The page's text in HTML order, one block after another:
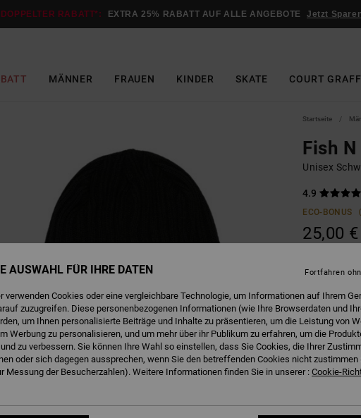
DOPPELTER RABATT*: EXTRA 25% RABATT AUF ALLE ANGEBOTE Jetzt
MÄNNER FRAUEN KINDER SKATE COURT
Startseite
Fish
Unisex
4.9
ECO-BONUS
25,00 €
AUSWAHL FÜR IHRE DATEN
verwenden Cookies oder eine vergleichbare Technologie, um Informationen auf Ihrem
zuzugreifen. Diese personenbezogenen Informationen (wie Ihre Browserdaten und
um Ihnen personalisierte Beiträge und Inhalte zu präsentieren, um die Leistung von
Werbung zu personalisieren, und um mehr über ihr Publikum zu erfahren, um die
zu verbessern. Sie können Ihre Wahl so einstellen, dass Sie Cookies, die Ihrer
oder sich dagegen aussprechen, wenn Sie den betreffenden Cookies nicht zustimmen
Messung der Besucherzahlen). Weitere Informationen finden Sie in unserer : Cookie-
Fortfahren